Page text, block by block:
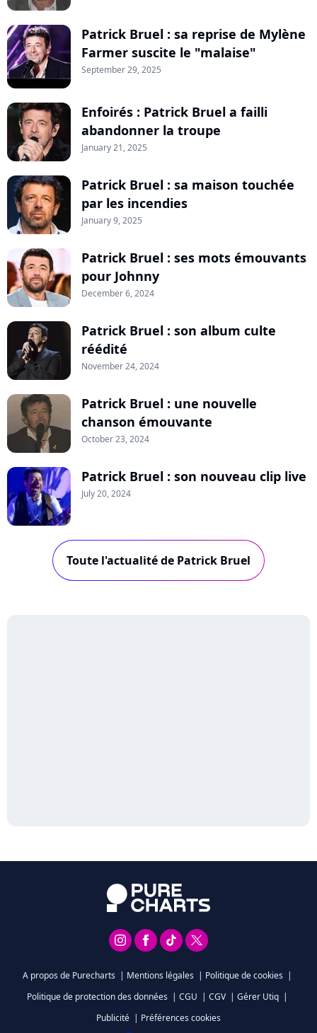
Patrick Bruel : sa reprise de Mylène
Farmer suscite le "malaise"
September 29, 2025
Enfoirés : Patrick Bruel a failli
abandonner la troupe
January 21, 2025
Patrick Bruel : sa maison touchée
par les incendies
January 9, 2025
Patrick Bruel : ses mots émouvants
pour Johnny
December 6, 2024
Patrick Bruel : son album culte
réédité
November 24, 2024
Patrick Bruel : une nouvelle
chanson émouvante
October 23, 2024
Patrick Bruel : son nouveau clip live
July 20, 2024
Toute l'actualité de Patrick Bruel
A propos de Purecharts | Mentions légales | Politique de cookies |
Politique de protection des données | CGU | CGV | Gérer Utiq |
Publicité | Préférences cookies